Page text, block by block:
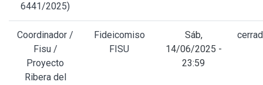
6441/2025)
Coordinador /
Fisu /
Proyecto
Ribera del
Fideicomiso
FISU
Sáb,
14/06/2025 -
23:59